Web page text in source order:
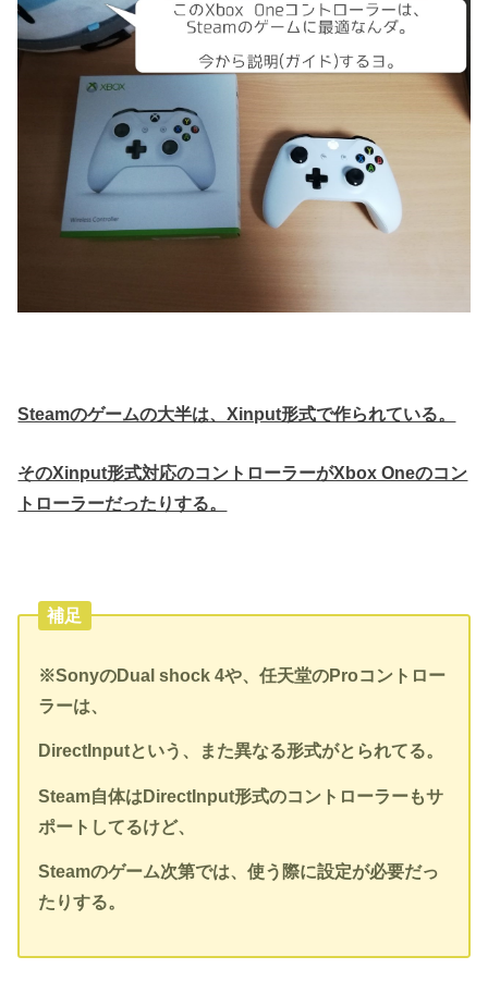
Steamのゲームの大半は、Xinput形式で作られている。
そのXinput形式対応のコントローラーがXbox Oneのコン
トローラーだったりする。
補足
※SonyのDual shock 4や、任天堂のProコントロー
ラーは、
DirectInputという、また異なる形式がとられてる。
Steam自体はDirectInput形式のコントローラーもサ
ポートしてるけど、
Steamのゲーム次第では、使う際に設定が必要だっ
たりする。